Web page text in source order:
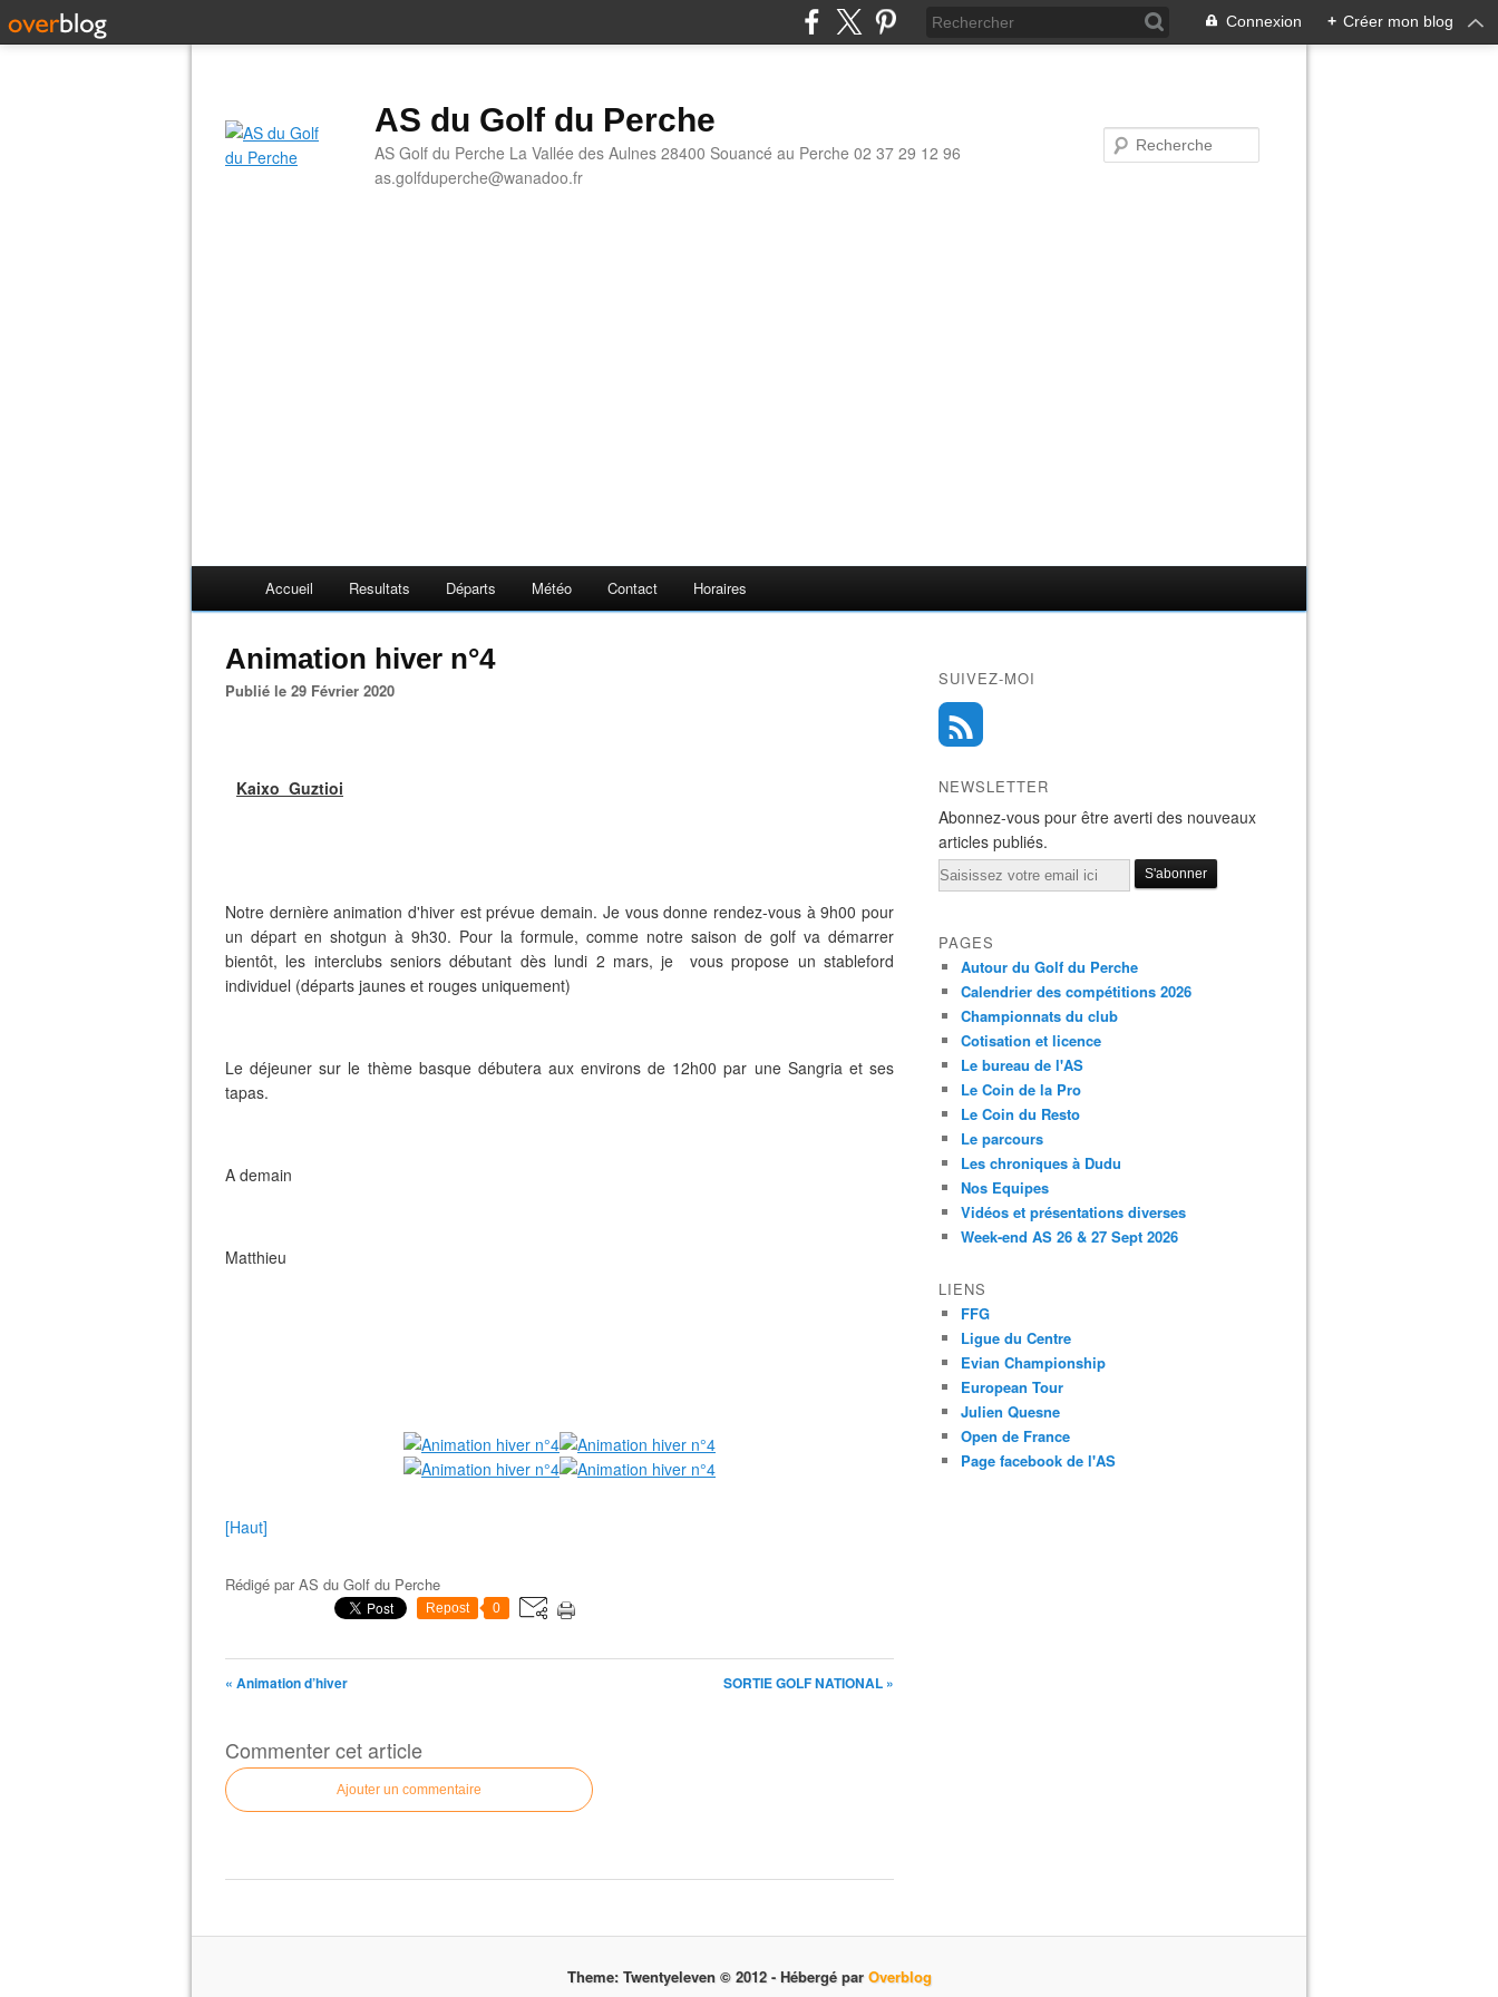
Connexion + Créer mon blog
AS du Golf du Perche
AS Golf du Perche La Vallée des Aulnes 28400 Souancé au Perche 02 37 29 12 96
as.golfduperche@wanadoo.fr
Accueil Resultats Départs Météo Contact Horaires
Animation hiver n°4
Publié le 29 Février 2020
Kaixo Guztioi
Notre dernière animation d'hiver est prévue demain. Je vous donne rendez-vous à 9h00 pour
un départ en shotgun à 9h30. Pour la formule, comme notre saison de golf va démarrer
bientôt, les interclubs seniors débutant dès lundi 2 mars, je vous propose un stableford
individuel (départs jaunes et rouges uniquement)
Le déjeuner sur le thème basque débutera aux environs de 12h00 par une Sangria et ses
tapas.
A demain
Matthieu
[Haut]
Rédigé parAS du Golf du Perche
Repost 0
« Animation d’hiver SORTIE GOLF NATIONAL »
Commenter cet article
Ajouter un commentaire
SUIVEZ-MOI
NEWSLETTER
Abonnez-vous pour être averti des nouveaux
articles publiés.
Email
PAGES
Autour du Golf du Perche
Calendrier des compétitions 2026
Championnats du club
Cotisation et licence
Le bureau de l'AS
Le Coin de la Pro
Le Coin du Resto
Le parcours
Les chroniques à Dudu
Nos Equipes
Vidéos et présentations diverses
Week-end AS 26 & 27 Sept 2026
LIENS
FFG
Ligue du Centre
Evian Championship
European Tour
Julien Quesne
Open de France
Page facebook de l'AS
Theme: Twentyeleven © 2012 - Hébergé par Overblog